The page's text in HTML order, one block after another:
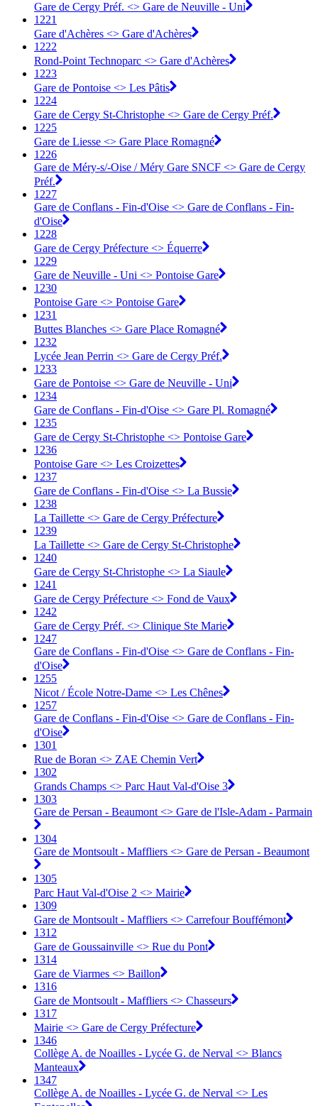
Gare de Cergy Préf. <> Gare de Neuville - Uni
1221
Gare d'Achères <> Gare d'Achères
1222
Rond-Point Technoparc <> Gare d'Achères
1223
Gare de Pontoise <> Les Pâtis
1224
Gare de Cergy St-Christophe <> Gare de Cergy Préf.
1225
Gare de Liesse <> Gare Place Romagné
1226
Gare de Méry-s/-Oise / Méry Gare SNCF <> Gare de Cergy
Préf.
1227
Gare de Conflans - Fin-d'Oise <> Gare de Conflans - Fin-
d'Oise
1228
Gare de Cergy Préfecture <> Équerre
1229
Gare de Neuville - Uni <> Pontoise Gare
1230
Pontoise Gare <> Pontoise Gare
1231
Buttes Blanches <> Gare Place Romagné
1232
Lycée Jean Perrin <> Gare de Cergy Préf.
1233
Gare de Pontoise <> Gare de Neuville - Uni
1234
Gare de Conflans - Fin-d'Oise <> Gare Pl. Romagné
1235
Gare de Cergy St-Christophe <> Pontoise Gare
1236
Pontoise Gare <> Les Croizettes
1237
Gare de Conflans - Fin-d'Oise <> La Bussie
1238
La Taillette <> Gare de Cergy Préfecture
1239
La Taillette <> Gare de Cergy St-Christophe
1240
Gare de Cergy St-Christophe <> La Siaule
1241
Gare de Cergy Préfecture <> Fond de Vaux
1242
Gare de Cergy Préf. <> Clinique Ste Marie
1247
Gare de Conflans - Fin-d'Oise <> Gare de Conflans - Fin-
d'Oise
1255
Nicot / École Notre-Dame <> Les Chênes
1257
Gare de Conflans - Fin-d'Oise <> Gare de Conflans - Fin-
d'Oise
1301
Rue de Boran <> ZAE Chemin Vert
1302
Grands Champs <> Parc Haut Val-d'Oise 3
1303
Gare de Persan - Beaumont <> Gare de l'Isle-Adam - Parmain
1304
Gare de Montsoult - Maffliers <> Gare de Persan - Beaumont
1305
Parc Haut Val-d'Oise 2 <> Mairie
1309
Gare de Montsoult - Maffliers <> Carrefour Bouffémont
1312
Gare de Goussainville <> Rue du Pont
1314
Gare de Viarmes <> Baillon
1316
Gare de Montsoult - Maffliers <> Chasseurs
1317
Mairie <> Gare de Cergy Préfecture
1346
Collège A. de Noailles - Lycée G. de Nerval <> Blancs
Manteaux
1347
Collège A. de Noailles - Lycée G. de Nerval <> Les